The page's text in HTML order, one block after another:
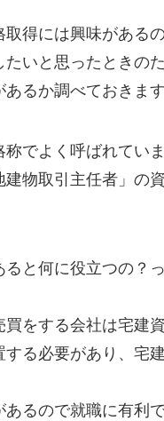
取得には興味がある
たいと思ったときの
るか調べておきます
称でよく呼ばれてい
建物取引主任者」の
ると何に役立つの？
買をする会社は宅建
する必要があり、宅
るので就職に有利で